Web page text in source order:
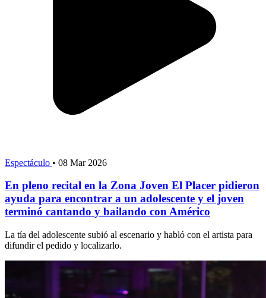
Espectáculo • 08 Mar 2026
En pleno recital en la Zona Joven El Placer pidieron
ayuda para encontrar a un adolescente y el joven
terminó cantando y bailando con Américo
La tía del adolescente subió al escenario y habló con el artista para
difundir el pedido y localizarlo.